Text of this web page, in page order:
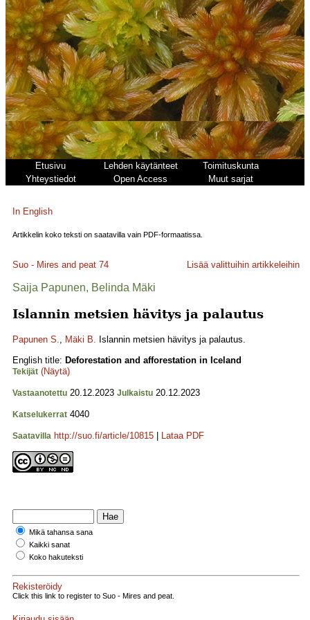
Etusivu Lehden käytänteet
Toimituskunta
Yhteystiedot
Open Access Muut sarjat
In English
Artikkelin koko teksti on saatavilla vain PDF-formaatissa.
Suo - Mires and peat 74 Lisää valittuihin artikkeleihin
Saija Papunen, Belinda Mäki
Islannin metsien hävitys ja palautus
Papunen S., Mäki B. Islannin metsien hävitys ja palautus.
English title: Deforestation and afforestation in Iceland
Tekijät (Näytä)
Vastaanotettu 20.12.2023 Julkaistu 20.12.2023
Katselukerrat 4040
Saatavilla http://suo.fi/article/10815 Lataa PDF
Mikä tahansa sana
Kaikki sanat
Koko hakuteksti
Rekisteröidy
Click this link to register to Suo - Mires and peat.